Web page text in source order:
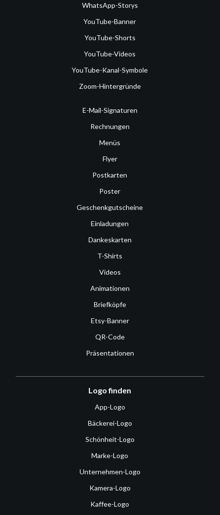
WhatsApp-Storys
YouTube-Banner
YouTube-Shorts
YouTube-Videos
YouTube-Kanal-Symbole
Zoom-Hintergründe
E-Mail-Signaturen
Rechnungen
Menüs
Flyer
Postkarten
Poster
Geschenkgutscheine
Einladungen
Dankeskarten
T-Shirts
Videos
Animationen
Briefköpfe
Etsy-Banner
QR-Code
Präsentationen
Logo finden
App-Logo
Bäckerei-Logo
Schönheit-Logo
Marke-Logo
Unternehmen-Logo
Kamera-Logo
Kaffee-Logo